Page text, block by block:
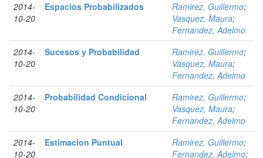
2014-
10-20
Espacios Probabilizados Ramirez, Guillermo;
Vasquez, Maura;
Fernandez, Adelmo
2014-
10-20
Sucesos y Probabilidad Ramirez, Guillermo;
Vasquez, Maura;
Fernandez, Adelmo
2014-
10-20
Probabilidad Condicional Ramirez, Guillermo;
Vasquez, Maura;
Fernandez, Adelmo
2014-
10-20
Estimacion Puntual Ramirez, Guillermo;
Fernandez, Adelmo;